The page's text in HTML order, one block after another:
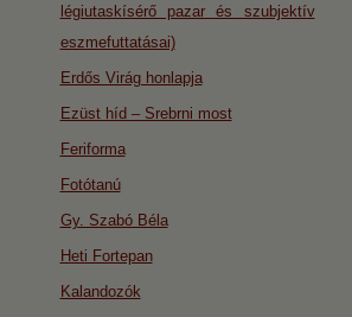
légiutaskísérő pazar és szubjektív
eszmefuttatásai)
Erdős Virág honlapja
Ezüst híd – Srebrni most
Feriforma
Fotótanú
Gy. Szabó Béla
Heti Fortepan
Kalandozók